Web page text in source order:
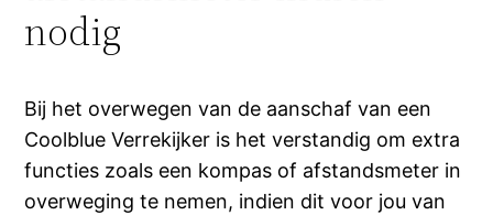
nodig
Bij het overwegen van de aanschaf van een
Coolblue Verrekijker is het verstandig om extra
functies zoals een kompas of afstandsmeter in
overweging te nemen, indien dit voor jou van